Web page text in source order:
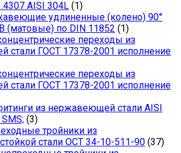
AISI 304L (1)
удлиненные (колено) 90°
(матовые) по DIN 11852 (1)
переходы из
стали ГОСТ 17378-2001 исполнение
переходы из
стали ГОСТ 17378-2001 исполнение
из нержавеющей стали AISI
(3)
тройники из
стали ОСТ 34-10-511-90 (37)